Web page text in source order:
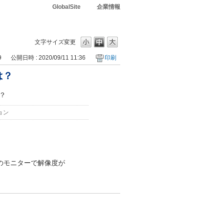
GlobalSite 企業情報
文字サイズ変更
公開日時 : 2020/09/11 11:36 印刷
ン
モニターで解像度が